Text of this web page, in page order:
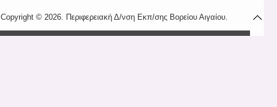
Copyright © 2026. Περιφερειακή Δ/νση Εκπ/σης Βορείου Αιγαίου.